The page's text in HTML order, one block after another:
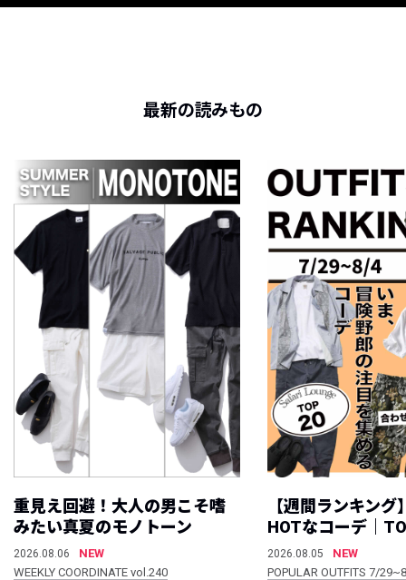
最新の読みもの
重見え回避！大人の男こそ嗜
みたい真夏のモノトーン
2026.08.06
NEW
WEEKLY COORDINATE vol.240
【週間ランキング
HOTなコーデ｜
2026.08.05
NEW
POPULAR OUTFITS 7/